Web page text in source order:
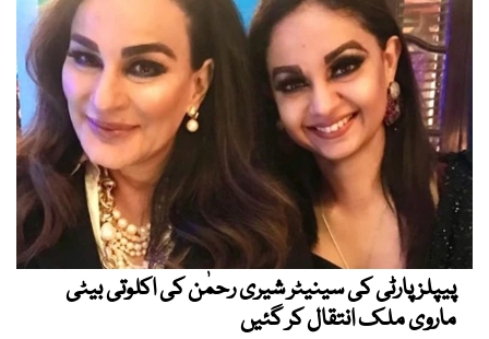
پیپلز پارٹی کی سینیٹر شیری رحمٰن کی اکلوتی بیٹی
ماروی ملک انتقال کر گئیں